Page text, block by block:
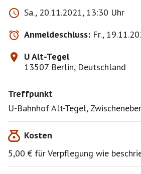
Sa., 20.11.2021, 13:30 Uhr
Anmeldeschluss: Fr.,
U Alt-Tegel
13507 Berlin, Deutschland
Treffpunkt
U-Bahnhof Alt-Tegel,
Kosten
5,00 € für Verpflegung wie